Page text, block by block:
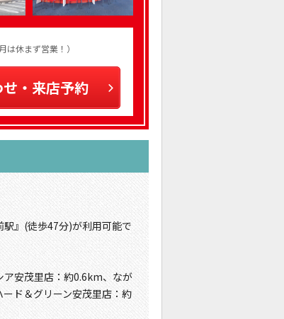
休まず営業！）
・来店予約
』(徒歩47分)が利用可能で
安茂里店：約0.6km、なが
ド＆グリーン安茂里店：約